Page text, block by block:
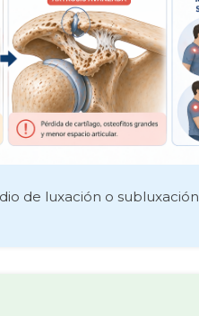
de luxación o